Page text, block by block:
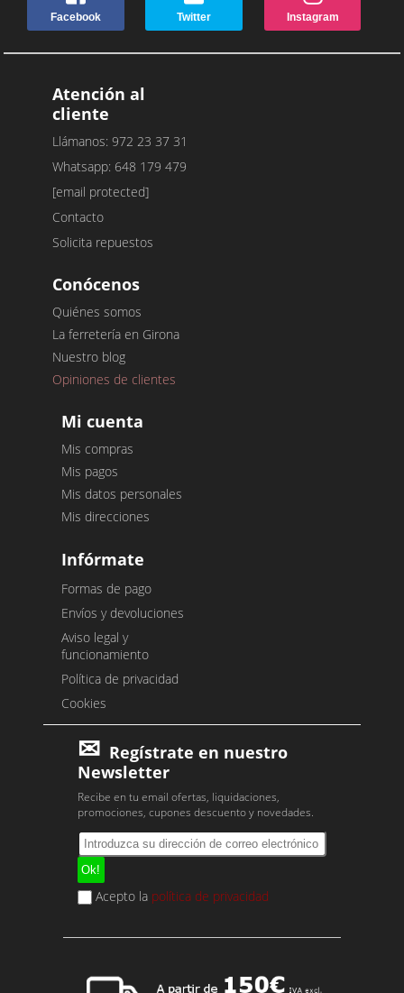
Facebook Twitter Instagram
Atención al
cliente
Llámanos: 972 23 37 31
Whatsapp: 648 179 479
[email protected]
Contacto
Solicita repuestos
Conócenos
Quiénes somos
La ferretería en Girona
Nuestro blog
Opiniones de clientes
Mi cuenta
Mis compras
Mis pagos
Mis datos personales
Mis direcciones
Infórmate
Formas de pago
Envíos y devoluciones
Aviso legal y
funcionamiento
Política de privacidad
Cookies
Regístrate en nuestro
Newsletter
Recibe en tu email ofertas, liquidaciones,
promociones, cupones descuento y novedades.
Acepto la política de privacidad